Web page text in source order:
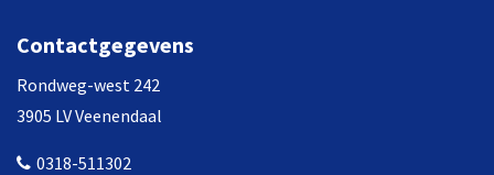
Contactgegevens
Rondweg-west 242
3905 LV Veenendaal
0318-511302